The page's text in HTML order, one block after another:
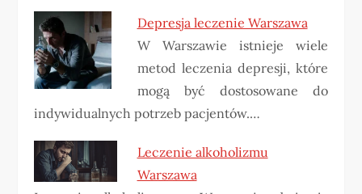
Depresja leczenie Warszawa
W Warszawie istnieje wiele
metod leczenia depresji, które
mogą być dostosowane do
indywidualnych potrzeb pacjentów.…
Leczenie alkoholizmu
Warszawa